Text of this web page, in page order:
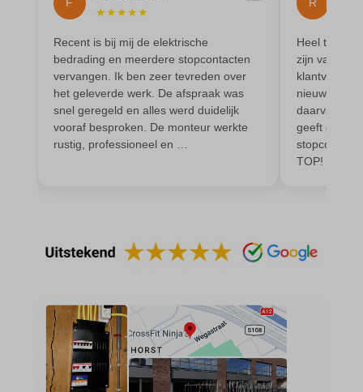
F
★★★★★
Recent is bij mij de elektrische
bedrading en meerdere stopcontacten
vervangen. Ik ben zeer tevreden over
het geleverde werk. De afspraak was
snel geregeld en alles werd duidelijk
vooraf besproken. De monteur werkte
rustig, professioneel en …
R
Heel
zijn vak, is
nieuwe
daarvan.
geeft goed
TOP!
wp-settings-*
wp-settings-time-*
wpl_viewed_cookie
et-editing-post-*
et-recommend-sync-post-*
et-saving-post-*
euCookie
ext_name
i18next
marketing_cookies
MicrosoftApplicationsTelemetryDeviceId